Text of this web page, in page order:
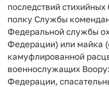
последствий
полку Службы
Федеральной службы
Федерации) или майка
камуфлированной
военнослужащих
Федерации,